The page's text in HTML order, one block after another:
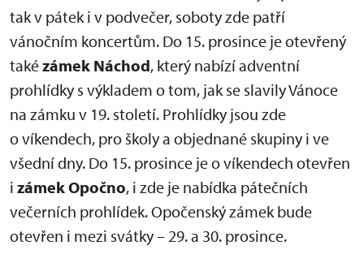
tak v pátek i v podvečer, soboty zde patří
vánočním koncertům. Do 15. prosince je otevřený
takézámek Náchod, který nabízí adventní
prohlídky s výkladem o tom, jak se slavily Vánoce
na zámku v 19. století. Prohlídky jsou zde
o víkendech, pro školy a objednané skupiny i ve
všední dny. Do 15. prosince je o víkendech otevřen
i zámek Opočno, i zde je nabídka pátečních
večerních prohlídek. Opočenský zámek bude
otevřen i mezi svátky – 29. a 30. prosince.